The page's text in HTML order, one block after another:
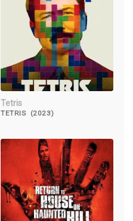
Tetris
TETRIS (2023)